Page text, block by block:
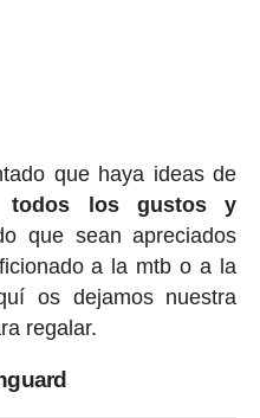
que haya ideas de
todos los gustos y
que sean apreciados
a la mtb o a la
os dejamos nuestra
regalar.